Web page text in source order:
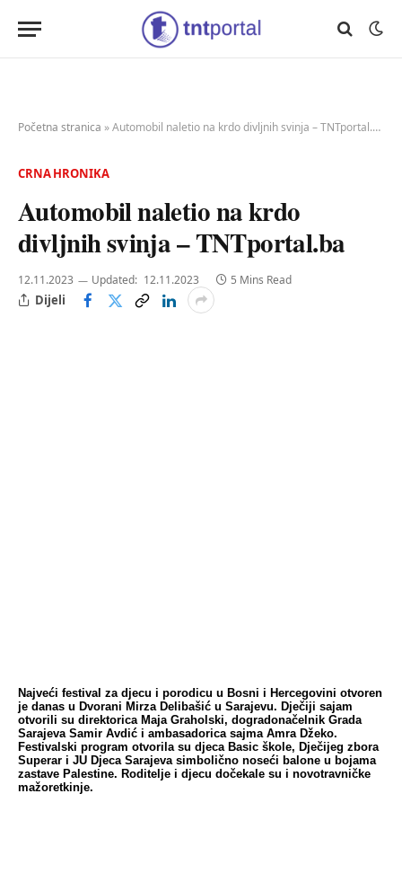
Početna stranica »Automobil naletio na krdo divljnih svinja – TNTportal.ba
CRNA HRONIKA
Automobil naletio na krdo
divljnih svinja – TNTportal.ba
12.11.2023 Updated: 12.11.2023 5 Mins Read
Dijeli
Najveći festival za djecu i porodicu u Bosni i Hercegovini otvoren
je danas u Dvorani Mirza Delibašić u Sarajevu. Dječiji sajam
otvorili su direktorica Maja Graholski, dogradonačelnik Grada
Sarajeva Samir Avdić i ambasadorica sajma Amra Džeko.
Festivalski program otvorila su djeca Basic škole, Dječijeg zbora
Superar i JU Djeca Sarajeva simbolično noseći balone u bojama
zastave Palestine. Roditelje i djecu dočekale su i novotravničke
mažoretkinje.